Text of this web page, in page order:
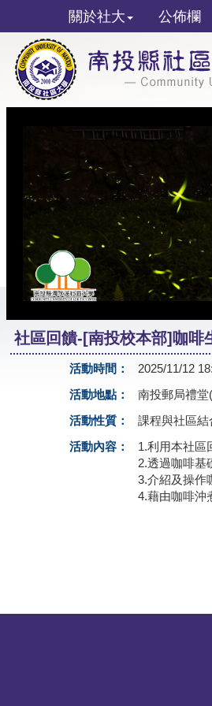
關於社大 公佈欄
社區回饋-[南投校本部]咖啡
活動時間：
2025/11/12
活動地點：
南投郵局禮堂
活動性質：
課程與社區結
活動內容：
1.利用本社區
2.透過咖啡基
3.介紹及操作
4.藉由咖啡沖